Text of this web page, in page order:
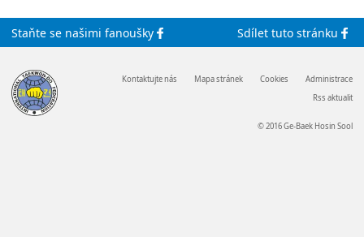
Staňte se našimi fanoušky Sdílet tuto stránku
Kontaktujte nás Mapa stránek Cookies
Administrace
Rss aktualit
© 2016 Ge-Baek Hosin Sool